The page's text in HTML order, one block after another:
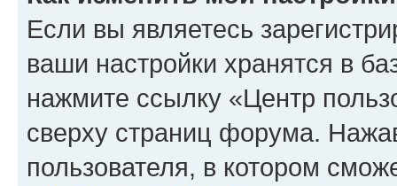
Если вы являетесь
ваши настройки хранятся в
нажмите ссылку «Центр
сверху страниц форума.
пользователя, в котором